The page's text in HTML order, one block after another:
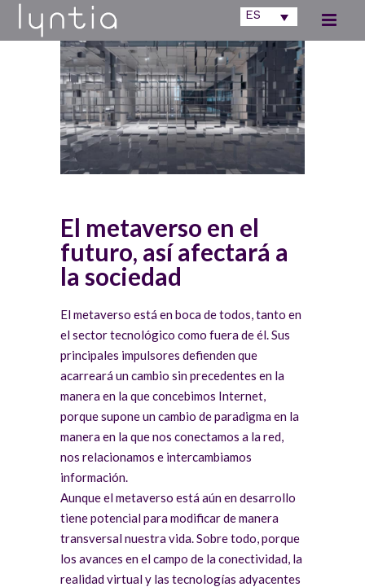
ES
El metaverso en el
futuro, así afectará a
la sociedad
El metaverso está en boca de todos, tanto en
el sector tecnológico como fuera de él. Sus
principales impulsores defienden que
acarreará un cambio sin precedentes en la
manera en la que concebimos Internet,
porque supone un cambio de paradigma en la
manera en la que nos conectamos a la red,
nos relacionamos e intercambiamos
información.
Aunque el metaverso está aún en desarrollo
tiene potencial para modificar de manera
transversal nuestra vida. Sobre todo, porque
los avances en el campo de la conectividad, la
realidad virtual y las tecnologías adyacentes